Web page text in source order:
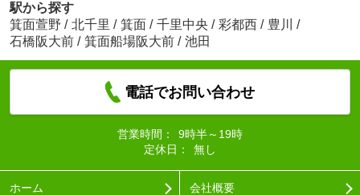
駅から探す
箕面萱野 / 北千里 / 箕面 / 千里中央 / 彩都西 / 豊川 /
石橋阪大前 / 箕面船場阪大前 / 池田
電話でお問い合わせ
営業時間：
9時半～19時
定休日：
無し
ホーム 会社概要